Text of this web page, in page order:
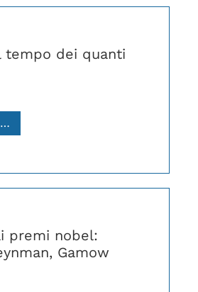
tempo dei quanti
premi nobel:
Gamow